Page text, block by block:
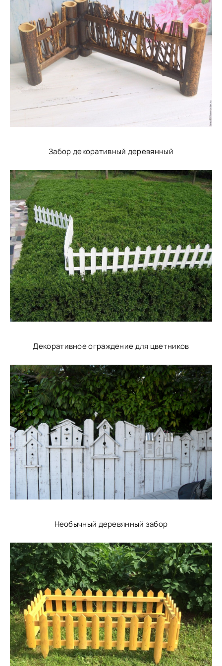
Забор декоративный деревянный
Декоративное ограждение для цветников
Необычный деревянный забор